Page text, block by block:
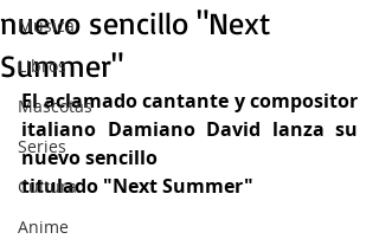
Música
Libros
Mascotas
Series
Cultura
Anime
nuevo sencillo "Next
Summer"
El aclamado cantante y compositor
italiano Damiano David lanza su
nuevo sencillo
titulado "Next Summer"